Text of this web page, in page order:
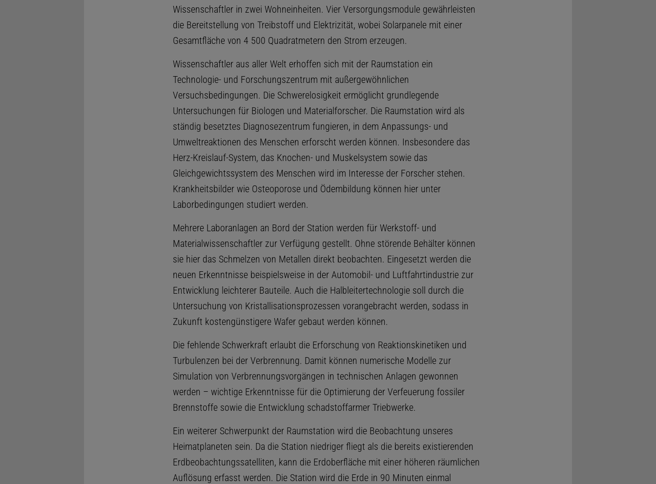
Wissenschaftler in zwei Wohneinheiten. Vier Versorgungsmodule gewährleisten
die Bereitstellung von Treibstoff und Elektrizität, wobei Solarpanele mit einer
Gesamtfläche von 4 500 Quadratmetern den Strom erzeugen.
Wissenschaftler aus aller Welt erhoffen sich mit der Raumstation ein
Technologie- und Forschungszentrum mit außergewöhnlichen
Versuchsbedingungen. Die Schwerelosigkeit ermöglicht grundlegende
Untersuchungen für Biologen und Materialforscher. Die Raumstation wird als
ständig besetztes Diagnosezentrum fungieren, in dem Anpassungs- und
Umweltreaktionen des Menschen erforscht werden können. Insbesondere das
Herz-Kreislauf-System, das Knochen- und Muskelsystem sowie das
Gleichgewichtssystem des Menschen wird im Interesse der Forscher stehen.
Krankheitsbilder wie Osteoporose und Ödembildung können hier unter
Laborbedingungen studiert werden.
Mehrere Laboranlagen an Bord der Station werden für Werkstoff- und
Materialwissenschaftler zur Verfügung gestellt. Ohne störende Behälter können
sie hier das Schmelzen von Metallen direkt beobachten. Eingesetzt werden die
neuen Erkenntnisse beispielsweise in der Automobil- und Luftfahrtindustrie zur
Entwicklung leichterer Bauteile. Auch die Halbleitertechnologie soll durch die
Untersuchung von Kristallisationsprozessen vorangebracht werden, sodass in
Zukunft kostengünstigere Wafer gebaut werden können.
Die fehlende Schwerkraft erlaubt die Erforschung von Reaktionskinetiken und
Turbulenzen bei der Verbrennung. Damit können numerische Modelle zur
Simulation von Verbrennungsvorgängen in technischen Anlagen gewonnen
werden – wichtige Erkenntnisse für die Optimierung der Verfeuerung fossiler
Brennstoffe sowie die Entwicklung schadstoffarmer Triebwerke.
Ein weiterer Schwerpunkt der Raumstation wird die Beobachtung unseres
Heimatplaneten sein. Da die Station niedriger fliegt als die bereits existierenden
Erdbeobachtungssatelliten, kann die Erdoberfläche mit einer höheren räumlichen
Auflösung erfasst werden. Die Station wird die Erde in 90 Minuten einmal